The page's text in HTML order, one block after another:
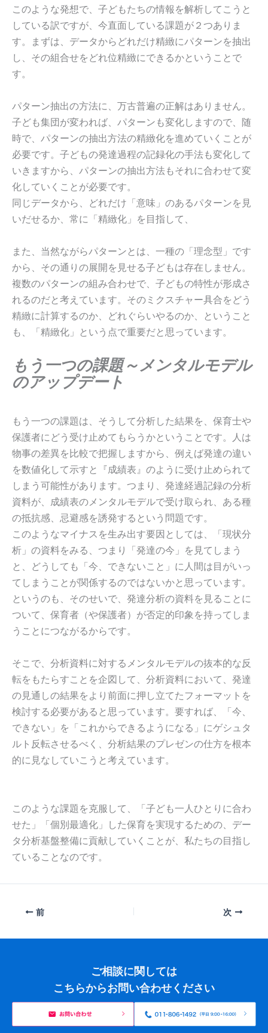
このような発想で、子どもたちの情報を解析してこうと
している訳ですが、今直面している課題が２つありま
す。まずは、データからどれだけ精緻にパターンを抽出
し、その組合せをどれ位精緻にできるかということで
す。
パターン抽出の方法に、万古普遍の正解はありません。
子ども集団が変われば、パターンも変化しますので、随
時で、パターンの抽出方法の精緻化を進めていくことが
必要です。子どもの発達過程の記録化の手法も変化して
いきますから、パターンの抽出方法もそれに合わせて変
化していくことが必要です。
同じデータから、どれだけ「意味」のあるパターンを見
いだせるか、常に「精緻化」を目指して、
また、当然ながらパターンとは、一種の「理念型」です
から、その通りの展開を見せる子どもは存在しません。
複数のパターンの組み合わせで、子どもの特性が形成さ
れるのだと考えています。そのミクスチャー具合をどう
精緻に計算するのか、どれぐらいやるのか、ということ
も、「精緻化」という点で重要だと思っています。
もう一つの課題～メンタルモデル
のアップデート
もう一つの課題は、そうして分析した結果を、保育士や
保護者にどう受け止めてもらうかということです。人は
物事の差異を比較で把握しますから、例えば発達の違い
を数値化して示すと『成績表』のように受け止められて
しまう可能性があります。つまり、発達経過記録の分析
資料が、成績表のメンタルモデルで受け取られ、ある種
の抵抗感、忌避感を誘発するという問題です。
このようなマイナスを生み出す要因としては、「現状分
析」の資料をみる、つまり「発達の今」を見てしまう
と、どうしても「今、できないこと」に人間は目がいっ
てしまうことが関係するのではないかと思っています。
というのも、そのせいで、発達分析の資料を見ることに
ついて、保育者（や保護者）が否定的印象を持ってしま
うことにつながるからです。
そこで、分析資料に対するメンタルモデルの抜本的な反
転をもたらすことを企図して、分析資料において、発達
の見通しの結果をより前面に押し立てたフォーマットを
検討する必要があると思っています。要すれば、「今、
できない」を「これからできるようになる」にゲシュタ
ルト反転させるべく、分析結果のプレゼンの仕方を根本
的に見なしていこうと考えています。
このような課題を克服して、「子ども一人ひとりに合わ
せた」「個別最適化」した保育を実現するための、デー
タ分析基盤整備に貢献していくことが、私たちの目指し
ていることなのです。
前 次
ご相談に関しては
こちらからお問い合わせください